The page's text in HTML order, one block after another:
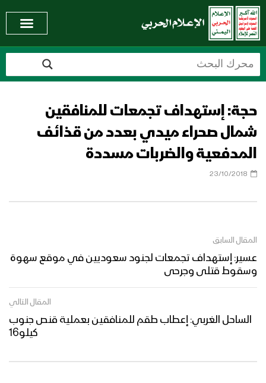
حجة: إستهداف تجمعات للمنافقين
شمال صحراء ميدي بعدد من قذائف
المدفعية والضربات مسددة
23/10/2018
المقال السابق
عسير: إستهداف تجمعات لجنود سعوديين في موقع سهوة
وسقوط قتلى وجرحى
المقال التالي
الساحل الغربي: إعطاب طقم للمنافقين بعملية قنص جنوب
كيلو16